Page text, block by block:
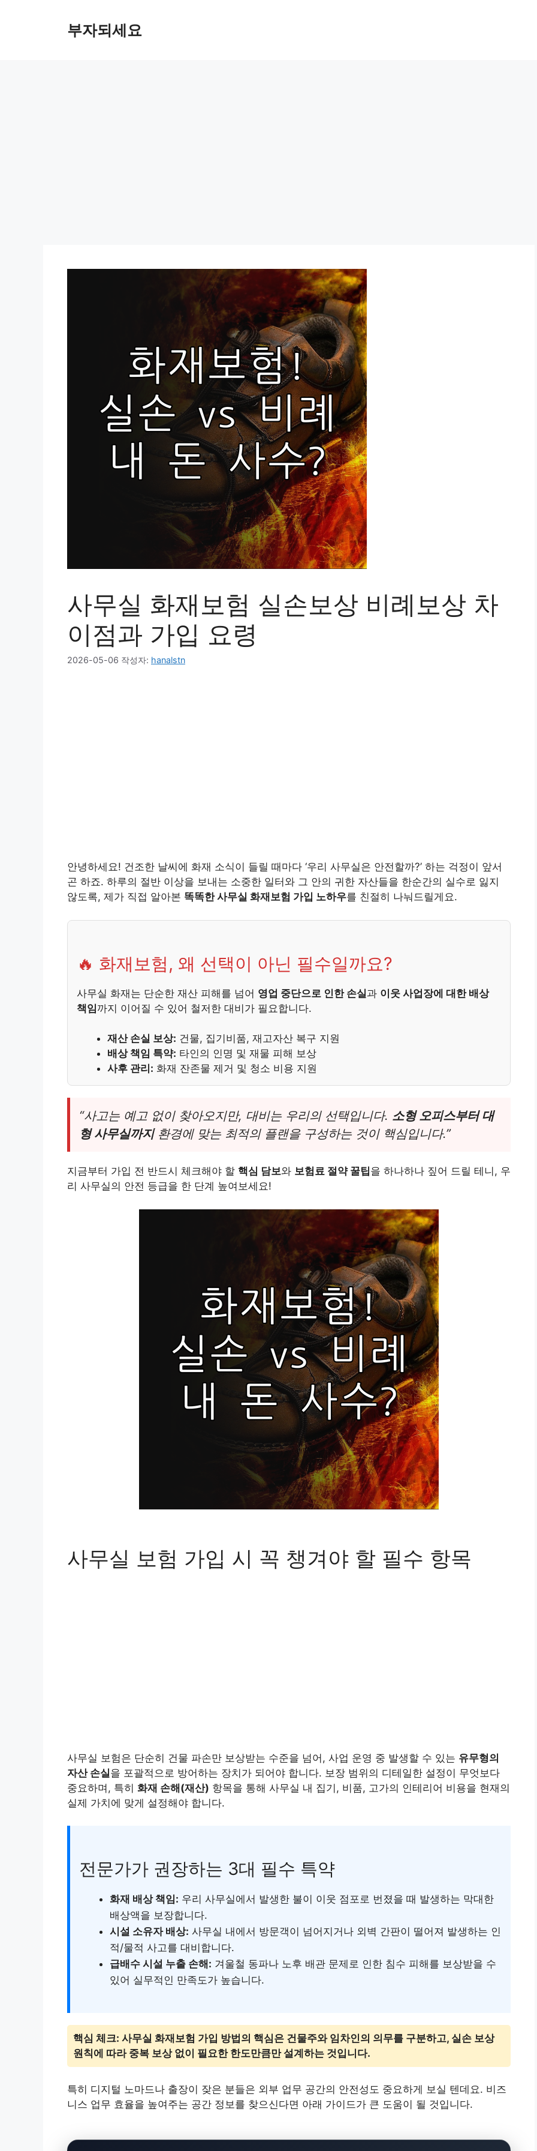
부자되세요
사무실 화재보험 실손보상 비례보상 차
이점과 가입 요령
2026-05-06 작성자: hanalstn
안녕하세요! 건조한 날씨에 화재 소식이 들릴 때마다 ‘우리 사무실은 안전할까?’ 하는 걱정이 앞서
곤 하죠. 하루의 절반 이상을 보내는 소중한 일터와 그 안의 귀한 자산들을 한순간의 실수로 잃지
않도록, 제가 직접 알아본 똑똑한 사무실 화재보험 가입 노하우를 친절히 나눠드릴게요.
🔥 화재보험, 왜 선택이 아닌 필수일까요?
사무실 화재는 단순한 재산 피해를 넘어 영업 중단으로 인한 손실과 이웃 사업장에 대한 배상
책임까지 이어질 수 있어 철저한 대비가 필요합니다.
재산 손실 보상: 건물, 집기비품, 재고자산 복구 지원
배상 책임 특약: 타인의 인명 및 재물 피해 보상
사후 관리: 화재 잔존물 제거 및 청소 비용 지원
“사고는 예고 없이 찾아오지만, 대비는 우리의 선택입니다. 소형 오피스부터 대
형 사무실까지환경에 맞는 최적의 플랜을 구성하는 것이 핵심입니다.”
지금부터 가입 전 반드시 체크해야 할 핵심 담보와 보험료 절약 꿀팁을 하나하나 짚어 드릴 테니, 우
리 사무실의 안전 등급을 한 단계 높여보세요!
사무실 보험 가입 시 꼭 챙겨야 할 필수 항목
사무실 보험은 단순히 건물 파손만 보상받는 수준을 넘어, 사업 운영 중 발생할 수 있는 유무형의
자산 손실을 포괄적으로 방어하는 장치가 되어야 합니다. 보장 범위의 디테일한 설정이 무엇보다
중요하며, 특히 화재 손해(재산) 항목을 통해 사무실 내 집기, 비품, 고가의 인테리어 비용을 현재의
실제 가치에 맞게 설정해야 합니다.
전문가가 권장하는 3대 필수 특약
화재 배상 책임: 우리 사무실에서 발생한 불이 이웃 점포로 번졌을 때 발생하는 막대한
배상액을 보장합니다.
시설 소유자 배상: 사무실 내에서 방문객이 넘어지거나 외벽 간판이 떨어져 발생하는 인
적/물적 사고를 대비합니다.
급배수 시설 누출 손해: 겨울철 동파나 노후 배관 문제로 인한 침수 피해를 보상받을 수
있어 실무적인 만족도가 높습니다.
핵심 체크: 사무실 화재보험 가입 방법의 핵심은 건물주와 임차인의 의무를 구분하고, 실손 보상
원칙에 따라 중복 보상 없이 필요한 한도만큼만 설계하는 것입니다.
특히 디지털 노마드나 출장이 잦은 분들은 외부 업무 공간의 안전성도 중요하게 보실 텐데요. 비즈
니스 업무 효율을 높여주는 공간 정보를 찾으신다면 아래 가이드가 큰 도움이 될 것입니다.